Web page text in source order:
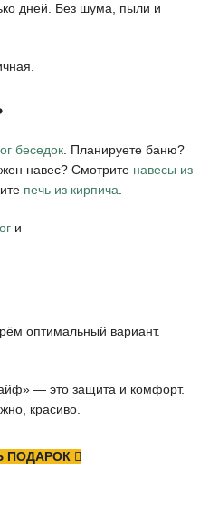
дней. Без шума, пыли и
беседок . Планируете баню?
навес? Смотрите навесы из
печь из кирпича
и
оптимальный вариант.
— это защита и комфорт.
красиво.
ПОДАРОК